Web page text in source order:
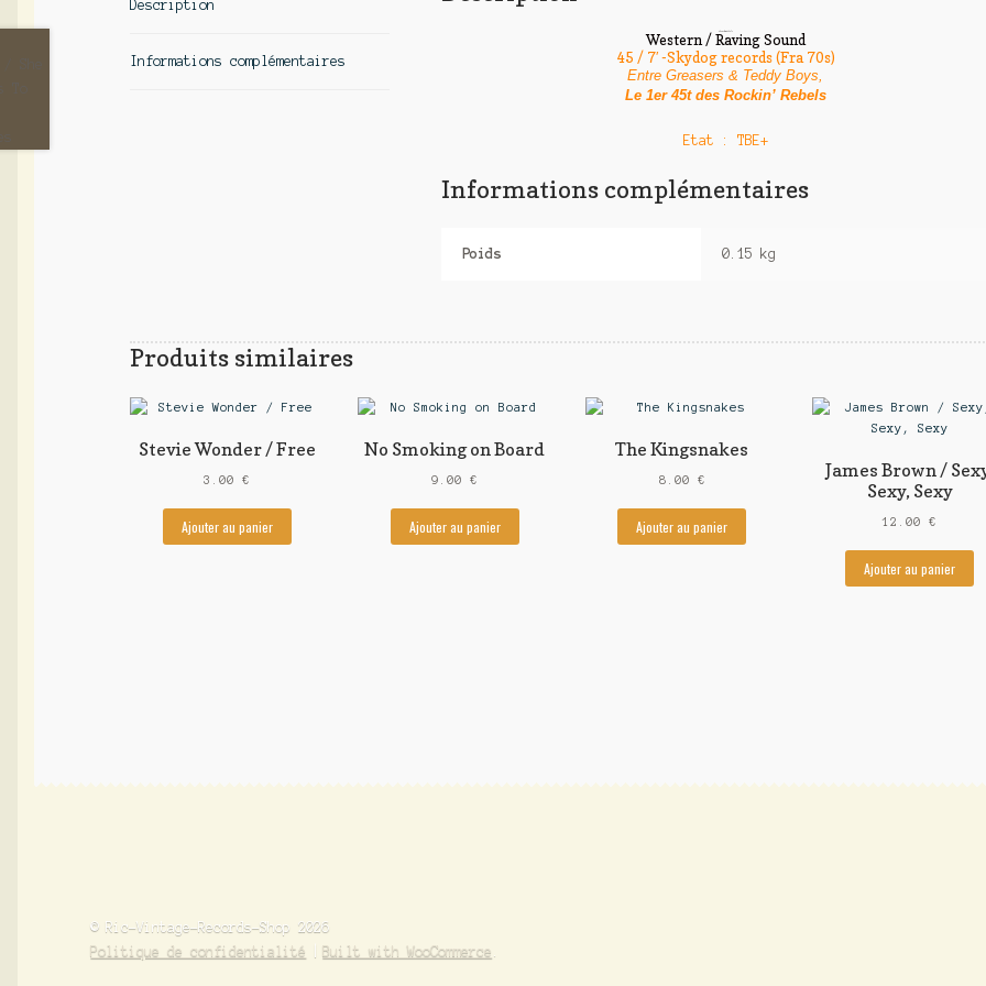
Description
Informations complémentaires
Western / Raving Sound
45 / 7′ -Skydog records (Fra 70s)
Entre Greasers & Teddy Boys,
Le 1er 45t des Rockin’ Rebels
Etat : TBE+
Informations complémentaires
Poids 0.15 kg
Produits similaires
Stevie Wonder / Free
3.00€
Ajouter au panier
No Smoking on Board
9.00€
Ajouter au panier
The Kingsnakes
8.00 €
Ajouter au panier
James Brown /
Sexy, Sexy
12.00€
Ajouter au panier
© Ric-Vintage-Records-Shop 2026
Politique de confidentialité
Built with WooCommerce